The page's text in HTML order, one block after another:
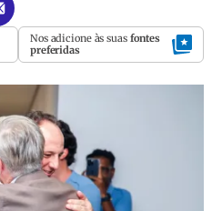
Nos adicione às suas fontes
preferidas